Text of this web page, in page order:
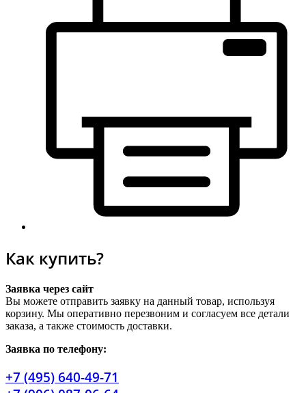
Как купить?
Заявка через сайт
Вы можете отправить заявку на данный товар, используя
корзину. Мы оперативно перезвоним и согласуем все детали
заказа, а также стоимость доставки.
Заявка по телефону:
+7 (495) 640-49-71